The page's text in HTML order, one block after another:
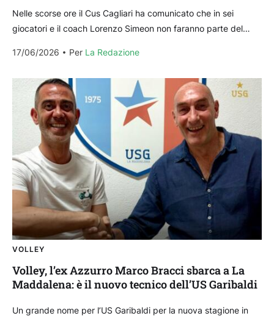
Nelle scorse ore il Cus Cagliari ha comunicato che in sei
giocatori e il coach Lorenzo Simeon non faranno parte del
17/06/2026
Per La Redazione
VOLLEY
Volley, l’ex Azzurro Marco Bracci sbarca a La
Maddalena: è il nuovo tecnico dell’US Garibaldi
Un grande nome per l’US Garibaldi per la nuova stagione in